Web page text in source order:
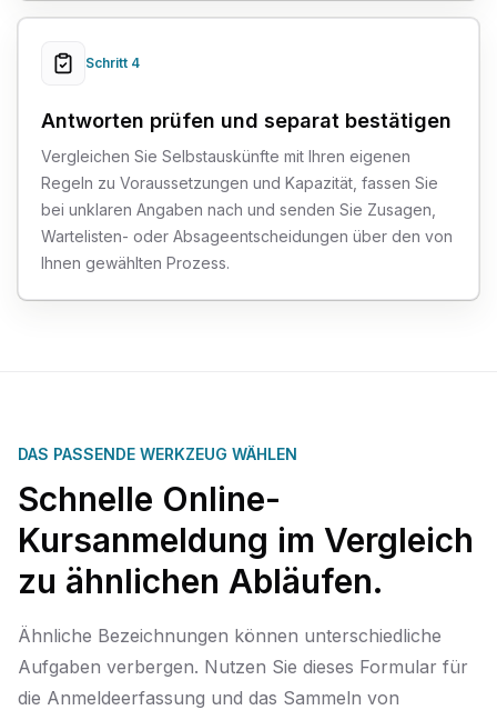
Schritt 4
Antworten prüfen und separat bestätigen
Vergleichen Sie Selbstauskünfte mit Ihren eigenen
Regeln zu Voraussetzungen und Kapazität, fassen Sie
bei unklaren Angaben nach und senden Sie Zusagen,
Wartelisten- oder Absageentscheidungen über den von
Ihnen gewählten Prozess.
DAS PASSENDE WERKZEUG WÄHLEN
Schnelle Online-
Kursanmeldung im Vergleich
zu ähnlichen Abläufen.
Ähnliche Bezeichnungen können unterschiedliche
Aufgaben verbergen. Nutzen Sie dieses Formular für
die Anmeldeerfassung und das Sammeln von